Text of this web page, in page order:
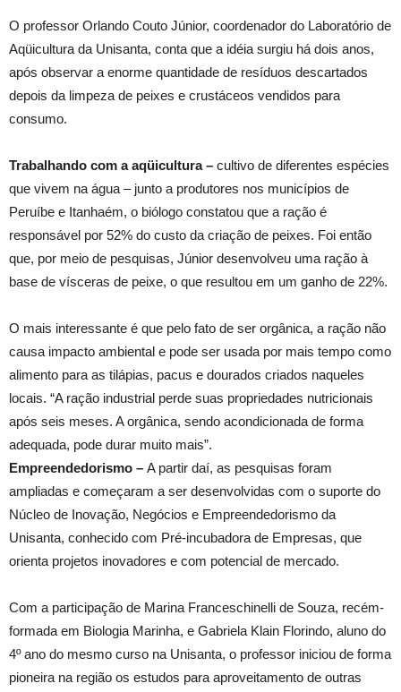
O professor Orlando Couto Júnior, coordenador do Laboratório de
Aqüicultura da Unisanta, conta que a idéia surgiu há dois anos,
após observar a enorme quantidade de resíduos descartados
depois da limpeza de peixes e crustáceos vendidos para
consumo.
Trabalhando com a aqüicultura – cultivo de diferentes espécies
que vivem na água – junto a produtores nos municípios de
Peruíbe e Itanhaém, o biólogo constatou que a ração é
responsável por 52% do custo da criação de peixes. Foi então
que, por meio de pesquisas, Júnior desenvolveu uma ração à
base de vísceras de peixe, o que resultou em um ganho de 22%.
O mais interessante é que pelo fato de ser orgânica, a ração não
causa impacto ambiental e pode ser usada por mais tempo como
alimento para as tilápias, pacus e dourados criados naqueles
locais. “A ração industrial perde suas propriedades nutricionais
após seis meses. A orgânica, sendo acondicionada de forma
adequada, pode durar muito mais”.
Empreendedorismo – A partir daí, as pesquisas foram
ampliadas e começaram a ser desenvolvidas com o suporte do
Núcleo de Inovação, Negócios e Empreendedorismo da
Unisanta, conhecido com Pré-incubadora de Empresas, que
orienta projetos inovadores e com potencial de mercado.
Com a participação de Marina Franceschinelli de Souza, recém-
formada em Biologia Marinha, e Gabriela Klain Florindo, aluno do
4º ano do mesmo curso na Unisanta, o professor iniciou de forma
pioneira na região os estudos para aproveitamento de outras